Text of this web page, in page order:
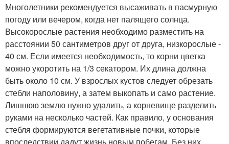
Многолетники рекомендуется высаживать в пасмурную
погоду или вечером, когда нет палящего солнца.
Высокорослые растения необходимо разместить на
расстоянии 50 сантиметров друг от друга, низкорослые -
40 см. Если имеется необходимость, то корни цветка
можно укоротить на 1/3 секатором. Их длина должна
быть около 10 см. У взрослых кустов следует обрезать
стебли наполовину, а затем выкопать и само растение.
Лишнюю землю нужно удалить, а корневище разделить
руками на несколько частей. Как правило, у основания
стебля формируются вегетативные почки, которые
впоследствии дадут жизнь новым побегам. Без них